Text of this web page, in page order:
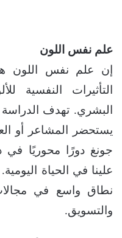
علم نفس اللون
إن علم نفس اللون
التأثيرات النفسية
البشري. تهدف
يستحضر المشاعر أو
جونغ دورًا محوريًا في
علينا في الحياة
نطاق واسع في مجالات
والتسويق.